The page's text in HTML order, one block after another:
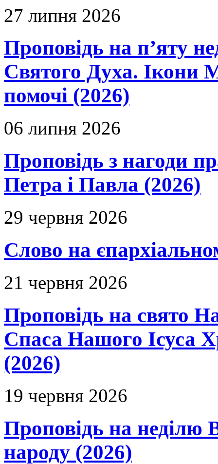
27 липня 2026
Проповідь на п’яту
Святого Духа. Ікони
помочі (2026)
06 липня 2026
Проповідь з нагоди
Петра і Павла (2026)
29 червня 2026
Слово на
21 червня 2026
Проповідь на свято
Спаса Нашого Ісуса
(2026)
19 червня 2026
Проповідь на неділю
народу (2026)